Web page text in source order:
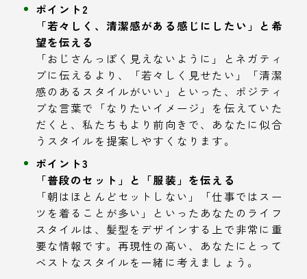
ポイント2
「若々しく、清潔感がある感じにしたい」と希
望を伝える
「おじさんっぽく見えないように」とネガティ
ブに伝えるより、「若々しく見せたい」「清潔
感のあるスタイルがいい」といった、ポジティ
ブな言葉で「なりたいイメージ」を伝えていた
だくと、私たちもより前向きで、あなたに似合
うスタイルを提案しやすくなります。
ポイント3
「普段のセット」と「服装」を伝える
「朝はほとんどセットしない」「仕事ではスー
ツを着ることが多い」といったあなたのライフ
スタイルは、髪型をデザインする上で非常に重
要な情報です。再現性の高い、あなたにとって
ベストなスタイルを一緒に考えましょう。